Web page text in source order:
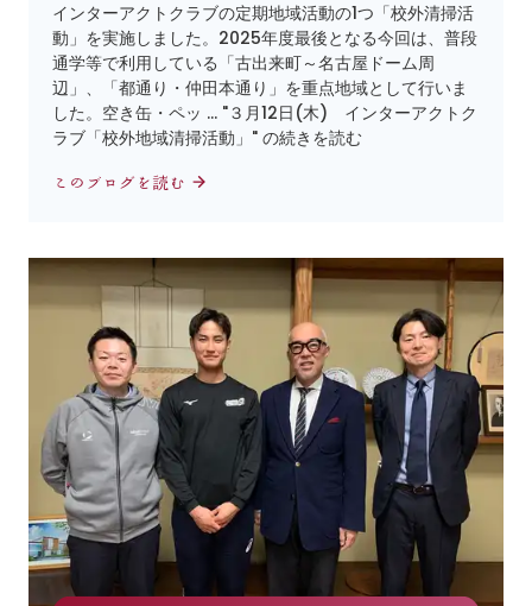
インターアクトクラブの定期地域活動の1つ「校外清掃活
動」を実施しました。2025年度最後となる今回は、普段
通学等で利用している「古出来町～名古屋ドーム周
辺」、「都通り・仲田本通り」を重点地域として行いま
した。空き缶・ペッ … "３月12日(木) インターアクトク
ラブ「校外地域清掃活動」" の続きを読む
このブログを読む